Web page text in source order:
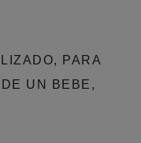
PARA
UN BEBE,